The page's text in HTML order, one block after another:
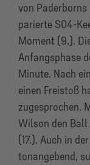
von
parierte S04-
Moment (9.).
Anfangsphase
Minute. Nach
einen Freistoß
zugesprochen.
Wilson den Ball
(17.). Auch in
tonangebend,